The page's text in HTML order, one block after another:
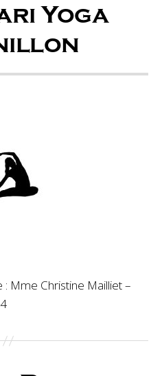
Yoga
Mme Christine Mailliet –